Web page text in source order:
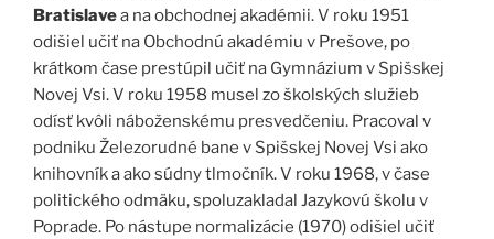
Bratislavea na obchodnej akadémii. V roku 1951
odišiel učiť na Obchodnú akadémiu v Prešove, po
krátkom čase prestúpil učiť na Gymnázium v Spišskej
Novej Vsi. V roku 1958 musel zo školských služieb
odísť kvôli náboženskému presvedčeniu. Pracoval v
podniku Železorudné bane v Spišskej Novej Vsi ako
knihovník a ako súdny tlmočník. V roku 1968, v čase
politického odmäku, spoluzakladal Jazykovú školu v
Poprade. Po nástupe normalizácie (1970) odišiel učiť